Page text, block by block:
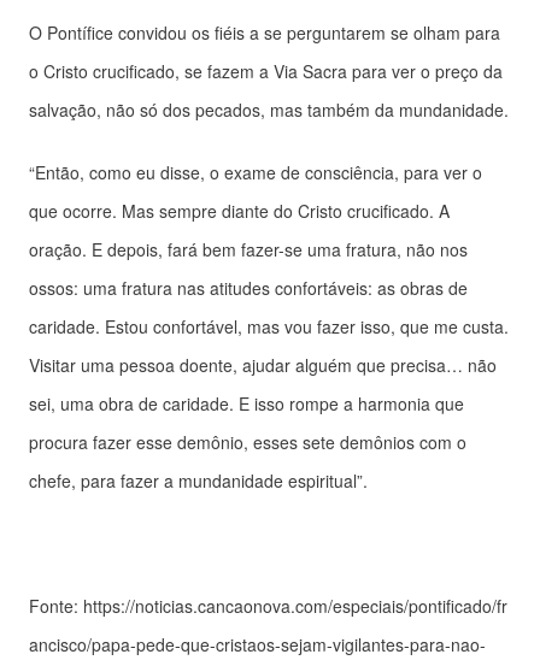
O Pontífice convidou os fiéis a se perguntarem se olham para
o Cristo crucificado, se fazem a Via Sacra para ver o preço da
salvação, não só dos pecados, mas também da mundanidade.
“Então, como eu disse, o exame de consciência, para ver o
que ocorre. Mas sempre diante do Cristo crucificado. A
oração. E depois, fará bem fazer-se uma fratura, não nos
ossos: uma fratura nas atitudes confortáveis: as obras de
caridade. Estou confortável, mas vou fazer isso, que me custa.
Visitar uma pessoa doente, ajudar alguém que precisa… não
sei, uma obra de caridade. E isso rompe a harmonia que
procura fazer esse demônio, esses sete demônios com o
chefe, para fazer a mundanidade espiritual”.
Fonte: https://noticias.cancaonova.com/especiais/pontificado/fr
ancisco/papa-pede-que-cristaos-sejam-vigilantes-para-nao-